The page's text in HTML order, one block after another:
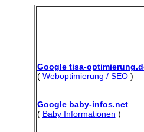
Google tisa-
( Weboptimierung / SEO)
Google baby-infos.net
( Baby Informationen )